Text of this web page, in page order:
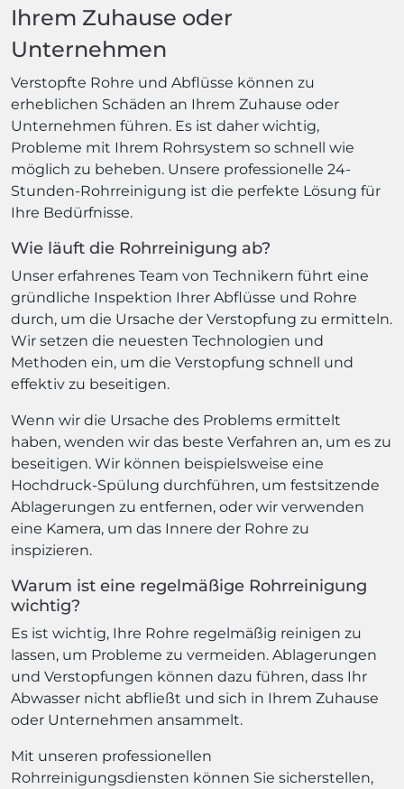
Ihrem Zuhause oder
Unternehmen
Verstopfte Rohre und Abflüsse können zu
erheblichen Schäden an Ihrem Zuhause oder
Unternehmen führen. Es ist daher wichtig,
Probleme mit Ihrem Rohrsystem so schnell wie
möglich zu beheben. Unsere professionelle 24-
Stunden-Rohrreinigung ist die perfekte Lösung für
Ihre Bedürfnisse.
Wie läuft die Rohrreinigung ab?
Unser erfahrenes Team von Technikern führt eine
gründliche Inspektion Ihrer Abflüsse und Rohre
durch, um die Ursache der Verstopfung zu ermitteln.
Wir setzen die neuesten Technologien und
Methoden ein, um die Verstopfung schnell und
effektiv zu beseitigen.
Wenn wir die Ursache des Problems ermittelt
haben, wenden wir das beste Verfahren an, um es zu
beseitigen. Wir können beispielsweise eine
Hochdruck-Spülung durchführen, um festsitzende
Ablagerungen zu entfernen, oder wir verwenden
eine Kamera, um das Innere der Rohre zu
inspizieren.
Warum ist eine regelmäßige Rohrreinigung
wichtig?
Es ist wichtig, Ihre Rohre regelmäßig reinigen zu
lassen, um Probleme zu vermeiden. Ablagerungen
und Verstopfungen können dazu führen, dass Ihr
Abwasser nicht abfließt und sich in Ihrem Zuhause
oder Unternehmen ansammelt.
Mit unseren professionellen
Rohrreinigungsdiensten können Sie sicherstellen,